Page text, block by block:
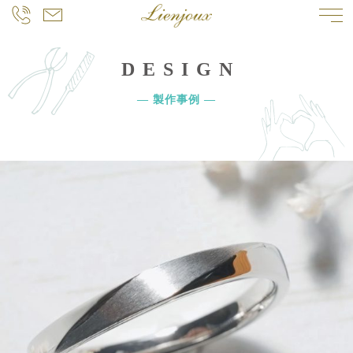
DESIGN
― 製作事例 ―